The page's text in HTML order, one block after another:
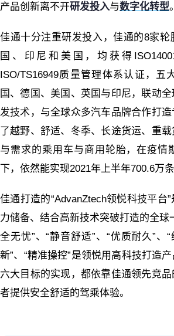
产品创新离不开研发投入与数字化转型。
佳通十分注重研发投入，佳通的8家轮
国、印尼和美国，均获得
ISO/TS16949质量管理体系认证，五
国、德国、美国、英国与印尼，联动
发技术，与全球众多汽车品牌合作打
了越野、舒适、冬季、长途货运、重
与需求的乘用车与商用轮胎，在疫情
下，依然能实现2021年上半年700.6万
佳通打造的“AdvanZtech领悦科技平台
力储备、结合高新技术突破打造的全球
全无忧”、“静音舒适”、“优质耐久”、
新”、“精准操控”是领悦用高科技打造
六大目标的实现，都依靠佳通领先竞
者提供安全舒适的驾乘体验。